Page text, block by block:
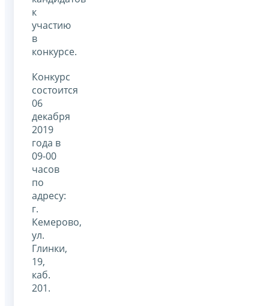
к
участию
в
конкурсе.
Конкурс
состоится
06
декабря
2019
года в
09-00
часов
по
адресу:
г.
Кемерово,
ул.
Глинки,
19,
каб.
201.